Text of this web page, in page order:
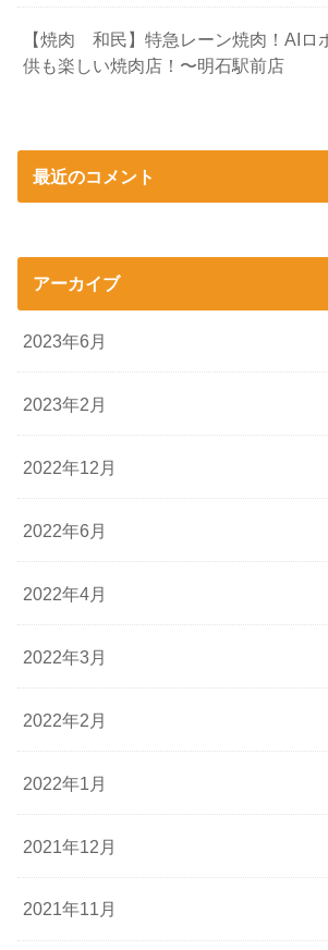
【焼肉 和民】特急レーン焼肉！AIロ
供も楽しい焼肉店！〜明石駅前店
最近のコメント
アーカイブ
2023年6月
2023年2月
2022年12月
2022年6月
2022年4月
2022年3月
2022年2月
2022年1月
2021年12月
2021年11月